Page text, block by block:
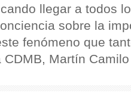
llegar a todos
sobre la
fenómeno que
Martín